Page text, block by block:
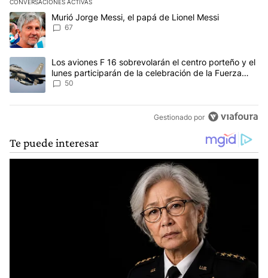
CONVERSACIONES ACTIVAS
Este listado muestra los artículos con más comentarios en los
Un artículo de tendencia con el título "Murió Jorge Messi, el
Murió Jorge Messi, el papá de Lionel Messi
67
Un artículo de tendencia con el título "Los aviones F 16
Los aviones F 16 sobrevolarán el centro porteño y el
lunes participarán de la celebración de la Fuerza
Aérea
50
Gestionado por